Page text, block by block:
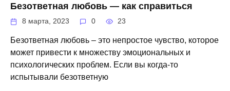
Безответная любовь — как справиться
8 марта, 2023 0 23
Безответная любовь – это непростое чувство, которое
может привести к множеству эмоциональных и
психологических проблем. Если вы когда-то
испытывали безответную